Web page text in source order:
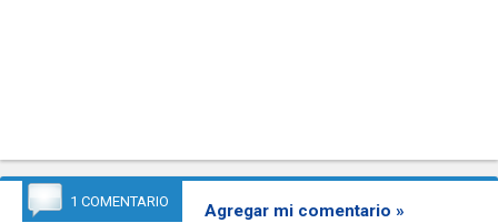
1 COMENTARIO Agregar mi comentario »